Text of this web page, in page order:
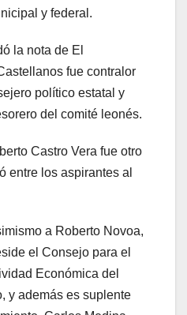
y federal.
la nota de El
fue contralor
político estatal y
del comité leonés.
Castro Vera fue otro
entre los aspirantes al
a Roberto Novoa,
el Consejo para el
Económica del
y además es suplente